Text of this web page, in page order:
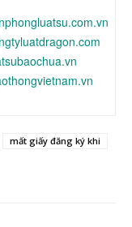
mất giấy đăng ký khi